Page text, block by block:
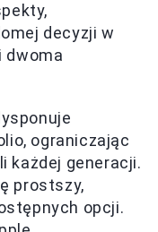
decyzji w
dwoma
ograniczając
każdej generacji.
prostszy,
opcji.